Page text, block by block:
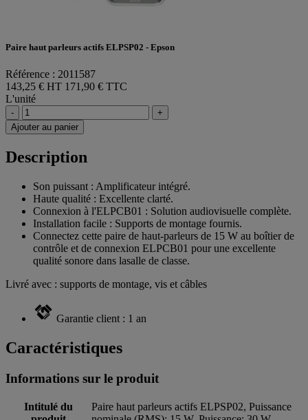
Paire haut parleurs actifs ELPSP02 - Epson
Référence : 2011587
143,25 € HT 171,90 € TTC
L'unité
-
+
Ajouter au panier
Description
Son puissant : Amplificateur intégré.
Haute qualité : Excellente clarté.
Connexion à l'ELPCB01 : Solution audiovisuelle complète.
Installation facile : Supports de montage fournis.
Connectez cette paire de haut-parleurs de 15 W au boîtier de
contrôle et de connexion ELPCB01 pour une excellente
qualité sonore dans lasalle de classe.
Livré avec : supports de montage, vis et câbles
Garantie client : 1 an
Caractéristiques
Informations sur le produit
Intitulé du
Paire haut parleurs actifs ELPSP02, Puissance